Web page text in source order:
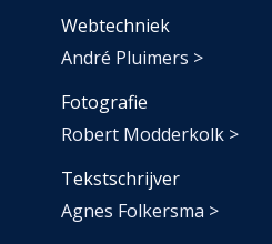
Webtechniek
André Pluimers >
Fotografie
Robert Modderkolk >
Tekstschrijver
Agnes Folkersma >